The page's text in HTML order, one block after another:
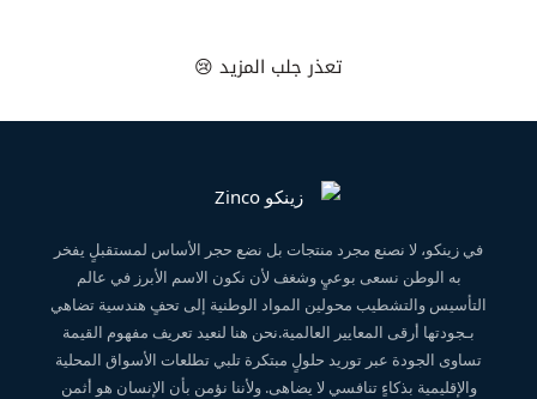
تعذر جلب المزيد 😢
في زينكو، لا نصنع مجرد منتجات بل نضع حجر الأساس لمستقبلٍ يفخر
به الوطن نسعى بوعيٍ وشغف لأن نكون الاسم الأبرز في عالم
التأسيس والتشطيب محولين المواد الوطنية إلى تحفٍ هندسية تضاهي
بـجودتها أرقى المعايير العالمية.نحن هنا لنعيد تعريف مفهوم القيمة
تساوى الجودة عبر توريد حلولٍ مبتكرة تلبي تطلعات الأسواق المحلية
والإقليمية بذكاءٍ تنافسي لا يضاهى. ولأننا نؤمن بأن الإنسان هو أثمن